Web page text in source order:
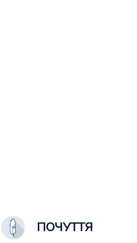
ПОЧУТТЯ